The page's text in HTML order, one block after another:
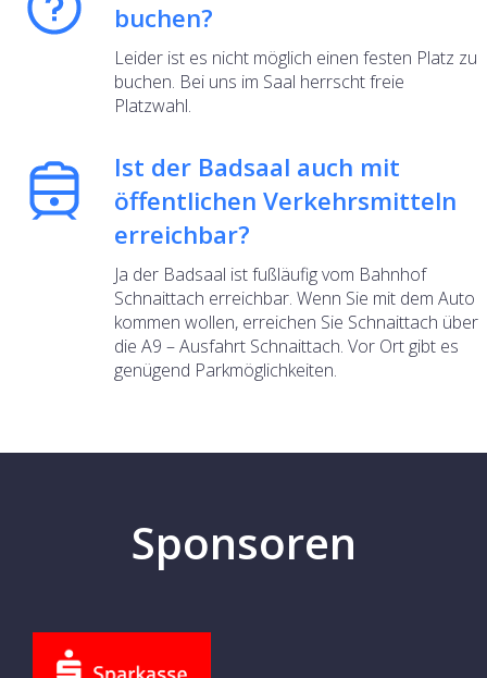
buchen?
Leider ist es nicht möglich einen festen Platz zu
buchen. Bei uns im Saal herrscht freie
Platzwahl.
Ist der Badsaal auch mit
öffentlichen Verkehrsmitteln
erreichbar?
Ja der Badsaal ist fußläufig vom Bahnhof
Schnaittach erreichbar. Wenn Sie mit dem Auto
kommen wollen, erreichen Sie Schnaittach über
die A9 – Ausfahrt Schnaittach. Vor Ort gibt es
genügend Parkmöglichkeiten.
Sponsoren